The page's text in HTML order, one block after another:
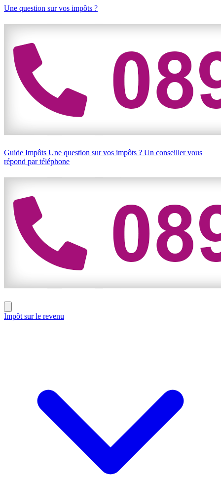
Une question sur vos impôts ?
Guide Impôts Une question sur vos impôts ? Un conseiller vous
répond par téléphone
Impôt sur le revenu